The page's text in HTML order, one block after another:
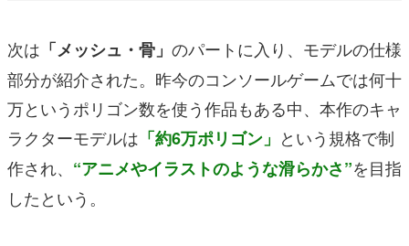
次は 「メッシュ・骨」 のパートに入り、モデルの仕様
部分が紹介された。昨今のコンソールゲームでは何十
万というポリゴン数を使う作品もある中、本作のキャ
ラクターモデルは 「約6万ポリゴン」 という規格で制
作され、 “アニメやイラストのような滑らかさ”を目指
したという。